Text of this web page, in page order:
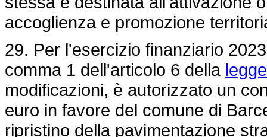
accoglienza e promozione
29. Per l'esercizio finanziario
comma 1 dell'articolo 6 della
modificazioni, è autorizzato un
euro in favore del comune di
ripristino della pavimentazione